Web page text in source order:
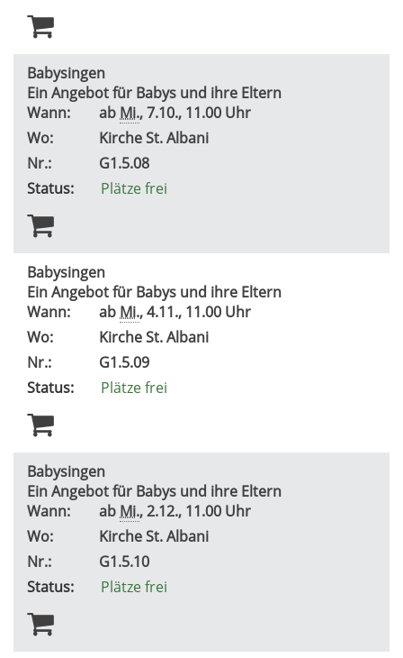
Babysingen
Ein Angebot für Babys und ihre Eltern
Wann:
ab Mi., 7.10., 11.00 Uhr
Wo:
Kirche St. Albani
Nr.:
G1.5.08
Status:
Plätze frei
Babysingen
Ein Angebot für Babys und ihre Eltern
Wann:
ab Mi., 4.11., 11.00 Uhr
Wo:
Kirche St. Albani
Nr.:
G1.5.09
Status:
Plätze frei
Babysingen
Ein Angebot für Babys und ihre Eltern
Wann:
ab Mi., 2.12., 11.00 Uhr
Wo:
Kirche St. Albani
Nr.:
G1.5.10
Status:
Plätze frei